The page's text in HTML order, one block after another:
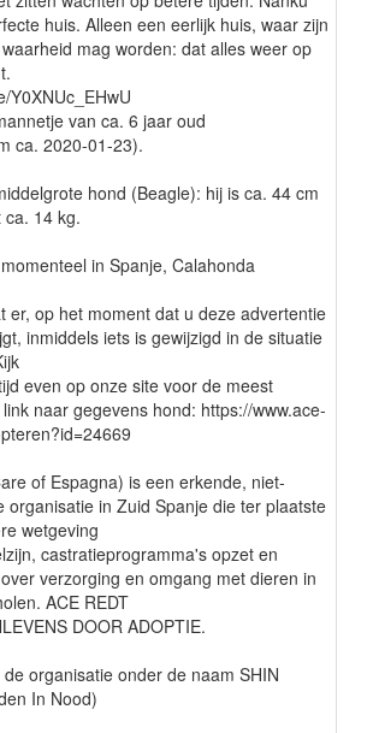
huis. Alleen een eerlijk huis, waar zijn
mag worden: dat alles weer op
Y0XNUc_EHwU
van ca. 6 jaar oud
ca. 2020-01-23).
hond (Beagle): hij is ca. 44 cm
ca. 14 kg.
in Spanje, Calahonda
er, op het moment dat u deze advertentie
inmiddels iets is gewijzigd in de situatie
even op onze site voor de meest
naar gegevens hond: https://www.ace-
of Espagna) is een erkende, niet-
organisatie in Zuid Spanje die ter plaatste
wetgeving
castratieprogramma's opzet en
verzorging en omgang met dieren in
ACE REDT
DOOR ADOPTIE.
organisatie onder de naam SHIN
In Nood)